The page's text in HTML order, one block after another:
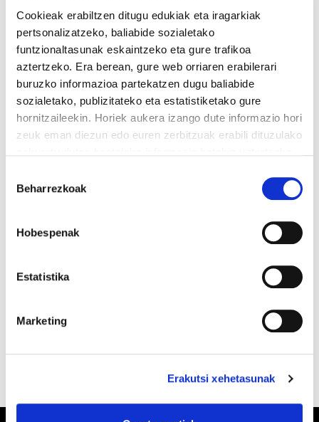
Cookieak erabiltzen ditugu edukiak eta iragarkiak
pertsonalizatzeko, baliabide sozialetako
funtzionaltasunak eskaintzeko eta gure trafikoa
aztertzeko. Era berean, gure web orriaren erabilerari
buruzko informazioa partekatzen dugu baliabide
sozialetako, publizitateko eta estatistiketako gure
hornitzaileekin. Horiek aukera izango dute informazio hori
zeuk eman diezun edo euren zerbitzuak erabili dituzulako
hautatzea
Beharrezkoak
Hobespenak
Estatistika
Marketing
Erakutsi xehetasunak